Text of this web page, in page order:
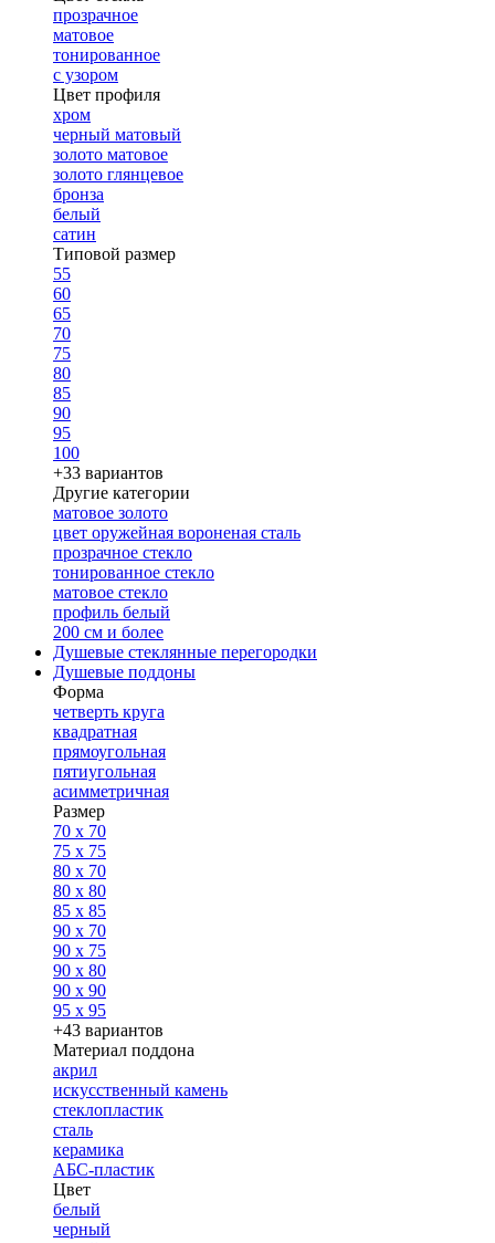
прозрачное
матовое
тонированное
с узором
Цвет профиля
хром
черный матовый
золото матовое
золото глянцевое
бронза
белый
сатин
Типовой размер
55
60
65
70
75
80
85
90
95
100
+33 вариантов
Другие категории
матовое золото
цвет оружейная вороненая сталь
прозрачное стекло
тонированное стекло
матовое стекло
профиль белый
200 см и более
Душевые стеклянные перегородки
Душевые поддоны
Форма
четверть круга
квадратная
прямоугольная
пятиугольная
асимметричная
Размер
70 x 70
75 x 75
80 x 70
80 x 80
85 x 85
90 x 70
90 x 75
90 x 80
90 x 90
95 x 95
+43 вариантов
Материал поддона
акрил
искусственный камень
стеклопластик
сталь
керамика
АБС-пластик
Цвет
белый
черный